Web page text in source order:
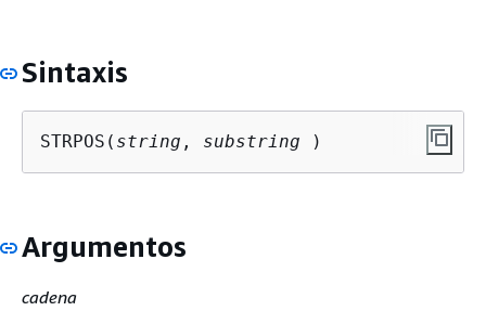
Sintaxis
STRPOS( string , substring )
Argumentos
cadena